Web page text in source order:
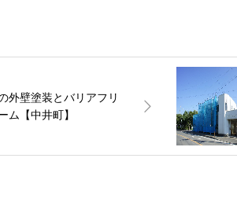
外壁塗装とバリアフリ
ム【中井町】